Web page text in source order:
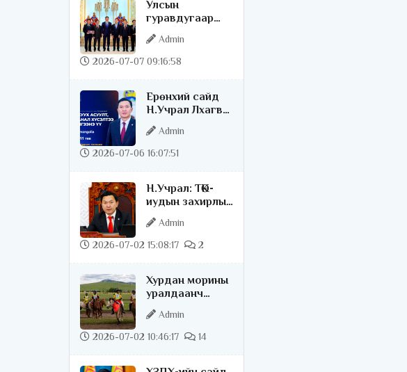
Улсын
гуравдугаар
төв эмнэлэг
Монгол Улсын
Төрийн
хүртлээ
Admin
2026-07-07 09:16:58
Ерөнхий сайд
Н.Учрал Лхагва
гарагт
МҮОНТВ-ээр
олон нийттэй
Admin
2026-07-06 16:07:51
Н.Учрал: ТӨК-
иудын захирлын
цалинг 53
хувиар
бууруулна
хэлье
Admin
2026-07-02 15:08:17
2
Хурдан морины
уралдаанч
хүүхдийн
аюулгүй
байдлыг хангах
Admin
2026-07-02 10:46:17
14